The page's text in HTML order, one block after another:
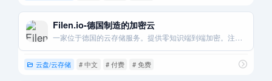
Filen.io-德国制造的加密云
一家位于德国的云存储服务。提供零知识端到端加密。注重隐私和透明度。
云盘/云存储 # 中文 # 付费 # 免费